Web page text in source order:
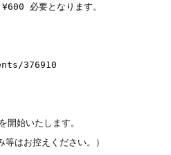
必要となります。
376910
始いたします。
等はお控えください。）